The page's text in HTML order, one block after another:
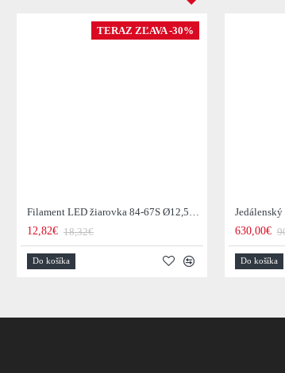
TERAZ ZĽAVA -30%
Filament LED žiarovka 84-67S Ø12,5cm Smoke grey glass
12,82€ 18,32€
Do košíka
630,00€
Do košíka